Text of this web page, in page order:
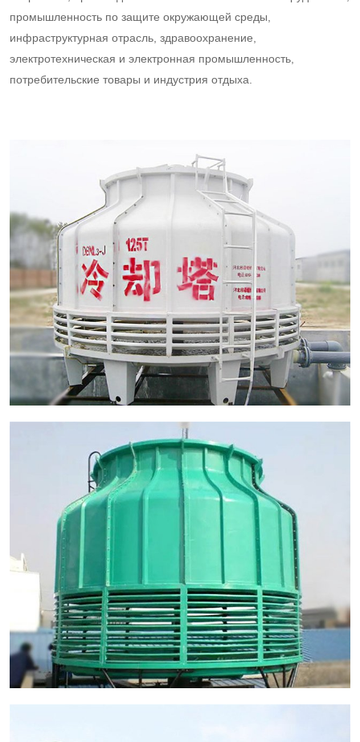
промышленность по защите окружающей среды,
инфраструктурная отрасль, здравоохранение,
электротехническая и электронная промышленность,
потребительские товары и индустрия отдыха.